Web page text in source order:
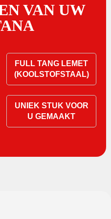
VAN UW
FULL TANG LEMET
(KOOLSTOFSTAAL)
UNIEK STUK VOOR
U GEMAAKT